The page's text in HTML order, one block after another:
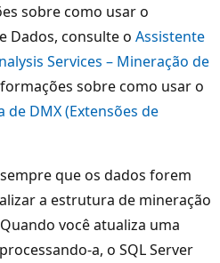
sobre como usar o
Dados, consulte o Assistente
Services – Mineração de
sobre como usar o
de DMX (Extensões de
que os dados forem
a estrutura de mineração
você atualiza uma
a, o SQL Server